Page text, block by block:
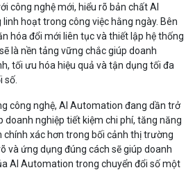
công nghệ mới, hiểu rõ bản chất AI
hoạt trong công việc hằng ngày. Bên
hóa đổi mới liên tục và thiết lập hệ thống
là nền tảng vững chắc giúp doanh
tối ưu hóa hiệu quả và tận dụng tối đa
số.
công nghệ, AI Automation đang dần trở
nghiệp tiết kiệm chi phí, tăng năng
chính xác hơn trong bối cảnh thị trường
và ứng dụng đúng cách sẽ giúp doanh
AI Automation trong chuyển đổi số một